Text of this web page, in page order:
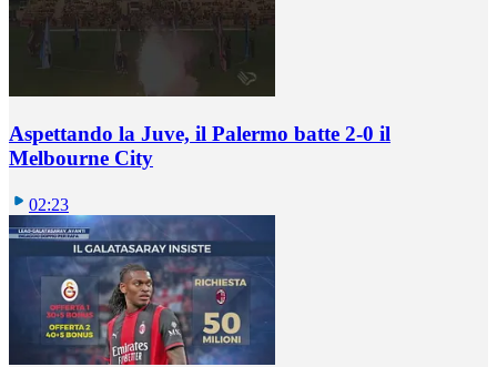
Aspettando la Juve, il Palermo batte 2-0 il
Melbourne City
02:23